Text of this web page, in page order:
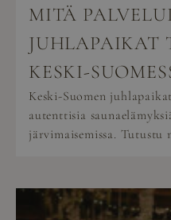
MITÄ
JUHLAPAIKAT
KESKI-
Keski-Suomen
autenttisia
järvimaisemissa.